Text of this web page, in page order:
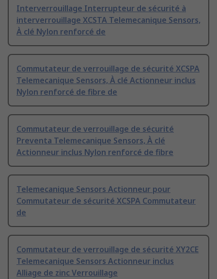
Interverrouillage Interrupteur de sécurité à
interverrouillage XCSTA Telemecanique Sensors,
À clé Nylon renforcé de
Commutateur de verrouillage de sécurité XCSPA
Telemecanique Sensors, À clé Actionneur inclus
Nylon renforcé de fibre de
Commutateur de verrouillage de sécurité
Preventa Telemecanique Sensors, À clé
Actionneur inclus Nylon renforcé de fibre
Telemecanique Sensors Actionneur pour
Commutateur de sécurité XCSPA Commutateur
de
Commutateur de verrouillage de sécurité XY2CE
Telemecanique Sensors Actionneur inclus
Alliage de zinc Verrouillage